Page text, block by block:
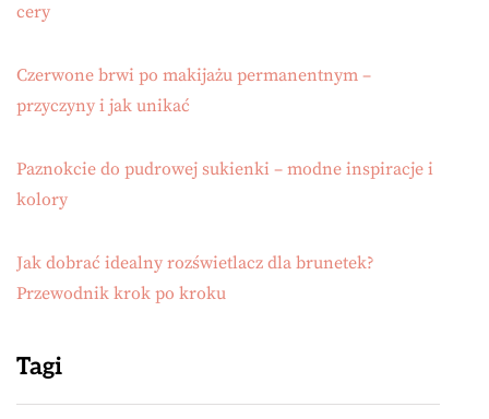
cery
Czerwone brwi po makijażu permanentnym –
przyczyny i jak unikać
Paznokcie do pudrowej sukienki – modne inspiracje i
kolory
Jak dobrać idealny rozświetlacz dla brunetek?
Przewodnik krok po kroku
Tagi